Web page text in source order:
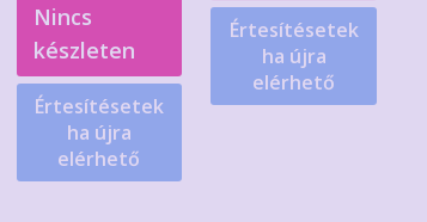
Nincs
készleten
Értesítésetek
ha újra
elérhető
Értesítésetek
ha újra
elérhető